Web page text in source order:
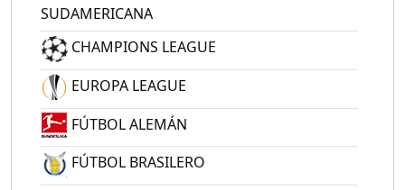
SUDAMERICANA
CHAMPIONS LEAGUE
EUROPA LEAGUE
FÚTBOL ALEMÁN
FÚTBOL BRASILERO